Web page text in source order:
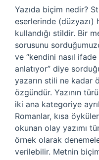
Yazıda biçim nedir?
eserlerinde (düzyazı)
kullandığı stildir. Bir
sorusunu
ve “kendini nasıl
anlatıyor” diye
yazarın stili ne kadar
özgündür. Yazının
iki ana kategoriye
Romanlar, kısa
okunan olay yazımı
örnek olarak
verilebilir. Metnin